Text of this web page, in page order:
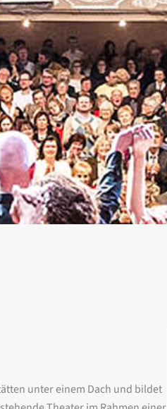
unter einem Dach und bildet